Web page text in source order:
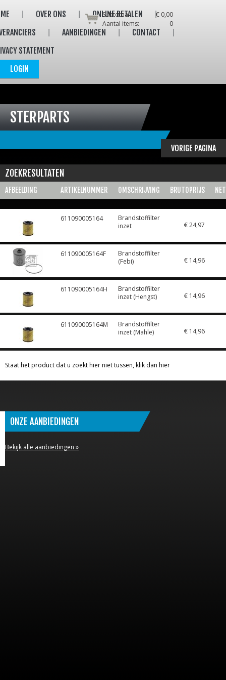
OVER ONS
ONLINE BETALEN
AANBIEDINGEN
CONTACT
STATEMENT
Subtotaal:
€ 0,00
Aantal items:
0
LOGIN
STERPARTS
VORIGE PAGINA
ZOEKRESULTATEN
AFBEELDING ARTIKELNUMMER OMSCHRIJVING BRUTOPRIJS
611090005164
Brandstoffilter
inzet
€ 24,97
611090005164F
Brandstoffilter
(Febi)
€ 14,96
611090005164H
Brandstoffilter
inzet (Hengst)
€ 14,96
611090005164M
Brandstoffilter
inzet (Mahle)
€ 14,96
Staat het product dat u zoekt hier niet tussen, klik dan hier
ONZE AANBIEDINGEN
Bekijk alle aanbiedingen »